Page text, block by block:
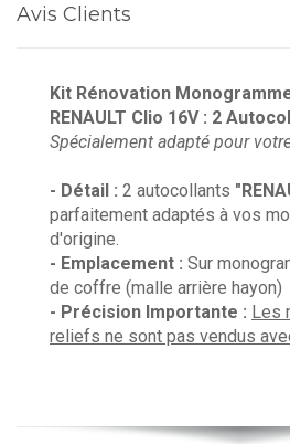
Avis Clients
Kit Rénovation
RENAULT Clio 16V : 2
Spécialement adapté pour
- Détail : 2 autocollants
parfaitement adaptés à vos
d'origine.
- Emplacement : Sur
de coffre (malle arrière hayon)
- Précision Importante : Les
reliefs ne sont pas vendus